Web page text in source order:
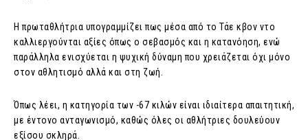
Η πρωταθλήτρια υπογραμμίζει πως μέσα από το Τάε κβον ντο
καλλιεργούνται αξίες όπως ο σεβασμός και η κατανόηση, ενώ
παράλληλα ενισχύεται η ψυχική δύναμη που χρειάζεται όχι μόνο
στον αθλητισμό αλλά και στη ζωή.
Όπως λέει, η κατηγορία των -67 κιλών είναι ιδιαίτερα απαιτητική,
με έντονο ανταγωνισμό, καθώς όλες οι αθλήτριες δουλεύουν
εξίσου σκληρά.